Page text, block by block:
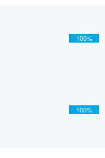
100%
100%